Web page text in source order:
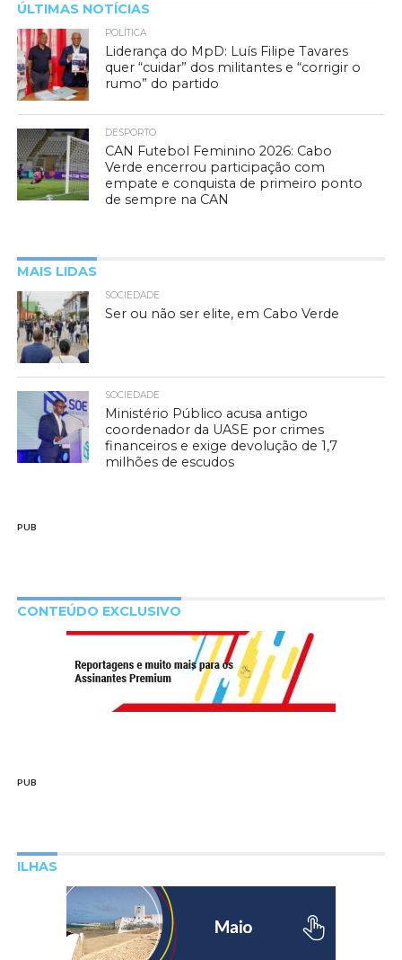
ÚLTIMAS NOTÍCIAS
POLÍTICA
Liderança do MpD: Luís Filipe Tavares
quer “cuidar” dos militantes e “corrigir o
rumo” do partido
DESPORTO
CAN Futebol Feminino 2026: Cabo
Verde encerrou participação com
empate e conquista de primeiro ponto
de sempre na CAN
MAIS LIDAS
SOCIEDADE
Ser ou não ser elite, em Cabo Verde
SOCIEDADE
Ministério Público acusa antigo
coordenador da UASE por crimes
financeiros e exige devolução de 1,7
milhões de escudos
PUB
CONTEÚDO EXCLUSIVO
PUB
ILHAS